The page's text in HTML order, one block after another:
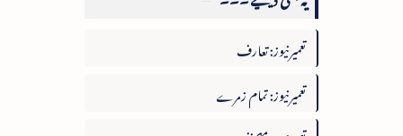
تعمیرنیوز: تعارف
تعمیرنیوز: تمام زمرے